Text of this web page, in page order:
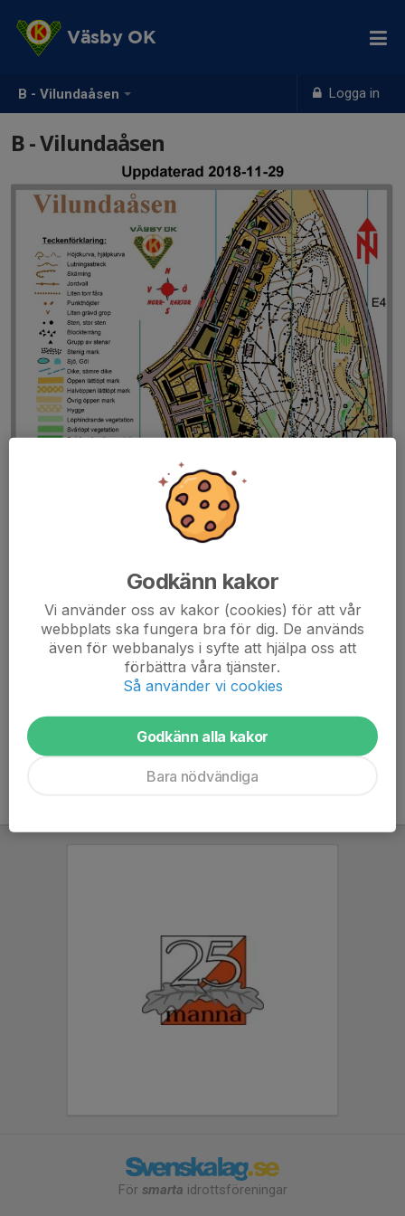
B - Vilundaåsen Logga in
Väsby OK
B - Vilundaåsen
För smarta idrottsföreningar
Godkänn kakor
Vi använder oss av kakor (cookies) för att vår
webbplats ska fungera bra för dig. De används
även för webbanalys i syfte att hjälpa oss att
förbättra våra tjänster.
Så använder vi cookies
Godkänn alla kakor
Bara nödvändiga